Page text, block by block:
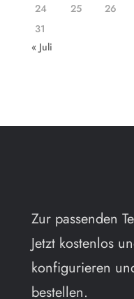
24
25 26
31
« Juli
Zur passenden
Jetzt kostenlos
konfigurieren
bestellen.